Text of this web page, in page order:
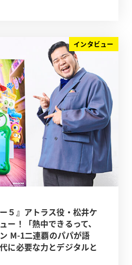
インタビュー
５』アトラス役・松井ケ
ー！「熱中できるって、
M-1二連覇のパパが語
に必要な力とデジタルと